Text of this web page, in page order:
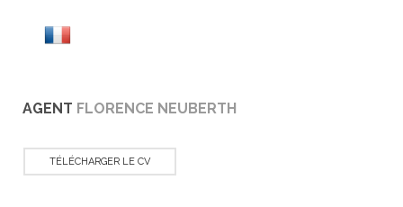
AGENT FLORENCE NEUBERTH
TÉLÉCHARGER LE CV